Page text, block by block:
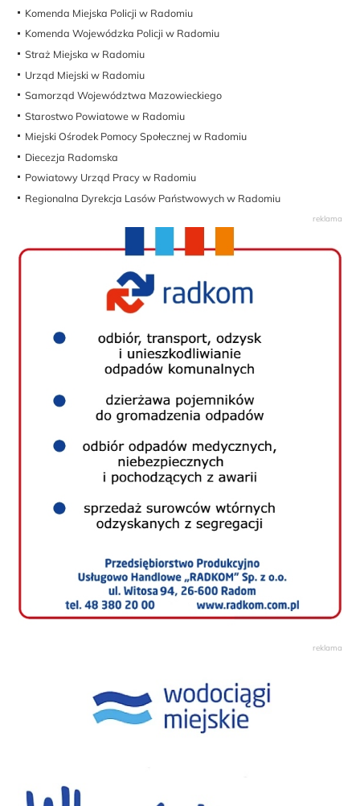
Komenda Miejska Policji w Radomiu
Komenda Wojewódzka Policji w Radomiu
Straż Miejska w Radomiu
Urząd Miejski w Radomiu
Samorząd Województwa Mazowieckiego
Starostwo Powiatowe w Radomiu
Miejski Ośrodek Pomocy Społecznej w Radomiu
Diecezja Radomska
Powiatowy Urząd Pracy w Radomiu
Regionalna Dyrekcja Lasów Państwowych w Radomiu